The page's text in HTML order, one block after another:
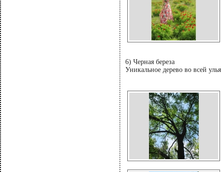
6) Черная береза
Уникальное дерево во всей